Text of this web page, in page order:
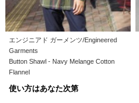
エンジニアド ガーメンツ/Engineered
Garments
Button Shawl - Navy Melange Cotton
Flannel
使い方はあなた次第